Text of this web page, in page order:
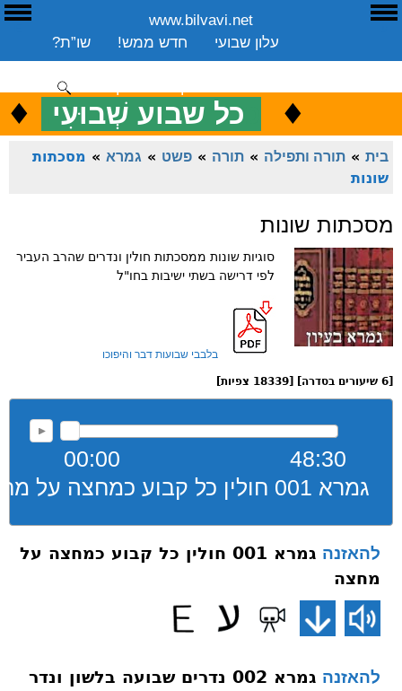
www.bilvavi.net
שו”ת?
חדש ממש!
עלון שבועי
שיעורים שבועי
ספרים
ארכיון
סקירה כללית
ENGLISH ♦ כל שבוע שְׁבוּעִי ♦
בית » תורה ותפילה » תורה » פשט » גמרא » מסכתות
שונות
מסכתות שונות
סוגיות שונות ממסכתות חולין ונדרים שהרב העביר
לפי דרישה בשתי ישיבות בחו"ל
בלבבי שבועות דבר והיפוכו
00:00
48:30
גמרא 001 חולין כל קבוע כמחצה על מחצה
להאזנה
גמרא 001 חולין כל קבוע כמחצה על
מחצה
להאזנה
גמרא 002 נדרים שבועה בלשון ונדר